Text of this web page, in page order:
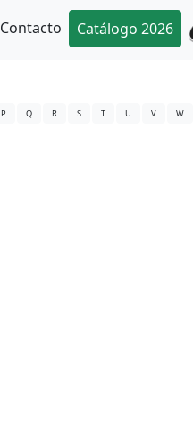
Contacto Catálogo 2026
P Q R S T U V W